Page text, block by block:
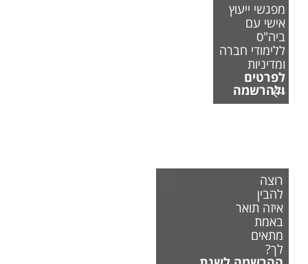
מפגשי ייעוץ
אישי עם
ביה"ס
ללימודי חברה
ומדיניות
לפרטים
ולהרשמה
רוצה
להבין
איזה תואר
באמת
מתאים
לך?